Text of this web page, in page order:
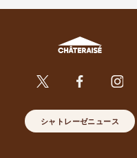
シャトレーゼニュース